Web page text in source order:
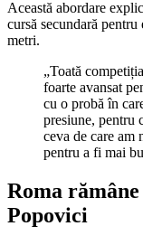
Această abordare
cursă secundară
metri.
„Toată
foarte avansat
cu o probă în
presiune, pentru
ceva de care am
pentru a fi mai
Roma
Popovici